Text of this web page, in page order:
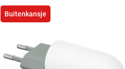
Buitenkansje